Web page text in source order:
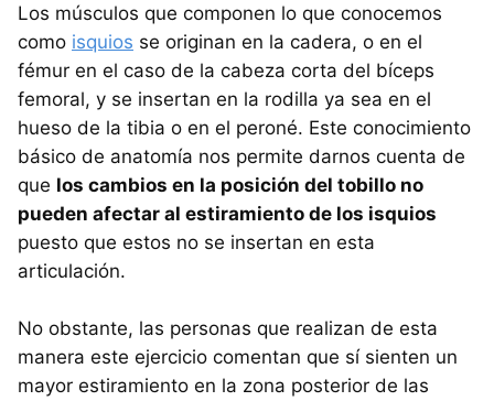
Los músculos que componen lo que conocemos
como isquios se originan en la cadera, o en el
fémur en el caso de la cabeza corta del bíceps
femoral, y se insertan en la rodilla ya sea en el
hueso de la tibia o en el peroné. Este conocimiento
básico de anatomía nos permite darnos cuenta de
que los cambios en la posición del tobillo no
pueden afectar al estiramiento de los isquios
puesto que estos no se insertan en esta
articulación.
No obstante, las personas que realizan de esta
manera este ejercicio comentan que sí sienten un
mayor estiramiento en la zona posterior de las